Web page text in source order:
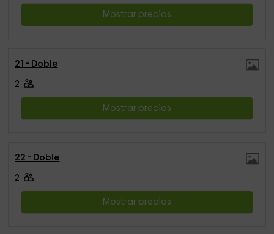
Mostrar precios
21 - Doble
2
Mostrar precios
22 - Doble
2
Mostrar precios